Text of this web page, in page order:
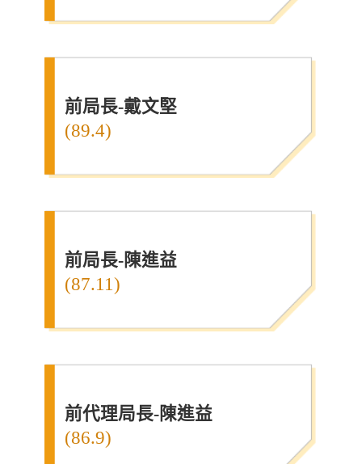
前局長-戴文堅
(89.4)
前局長-陳進益
(87.11)
前代理局長-陳進益
(86.9)